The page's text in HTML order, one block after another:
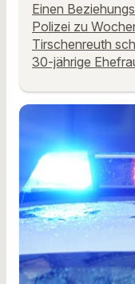
Einen
Polizei zu
Tirschenreuth
30-jährige